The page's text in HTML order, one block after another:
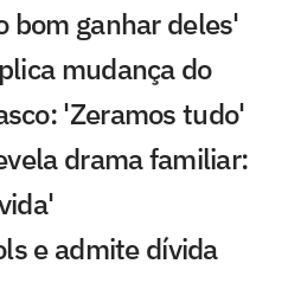
bom ganhar deles'
mudança do
'Zeramos tudo'
drama familiar:
e admite dívida